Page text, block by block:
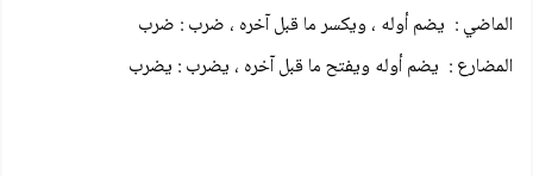
الماضي : يضم أوله ، ويكسر ما قبل آخره ، ضرب : ضرب
المضارع : يضم أوله ويفتح ما قبل آخره ، يضرب : يضرب